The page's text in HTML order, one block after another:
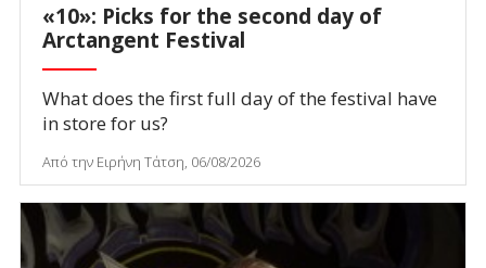
«10»: Picks for the second day of
Arctangent Festival
What does the first full day of the festival have
in store for us?
Από την Ειρήνη Τάτση, 06/08/2026